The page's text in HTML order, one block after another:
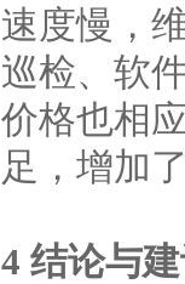
速度慢，
巡检、软
价格也相
足，增加
4 结论与